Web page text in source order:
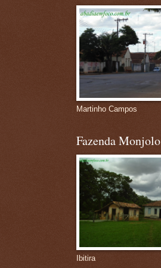
Martinho Campos
Fazenda Monjolo
Ibitira